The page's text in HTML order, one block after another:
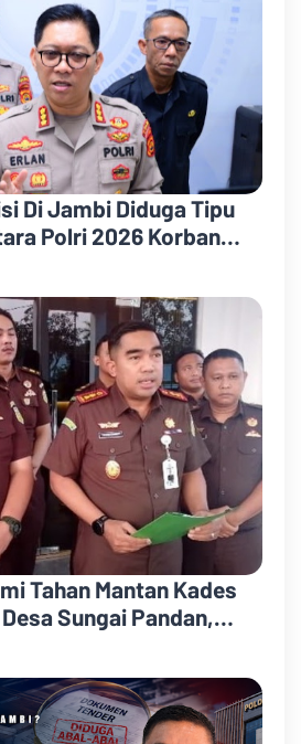
Di Jambi Diduga Tipu
Polri 2026 Korban
Tahan Mantan Kades
Sungai Pandan,